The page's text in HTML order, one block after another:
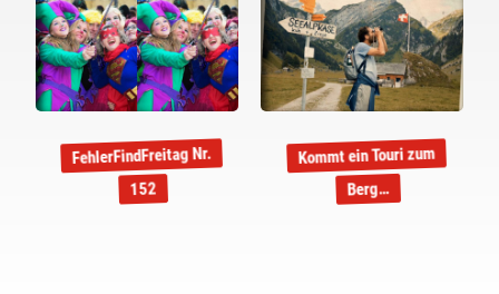
FehlerFindFreitag Nr.
152
Kommt ein Touri zum
Berg…